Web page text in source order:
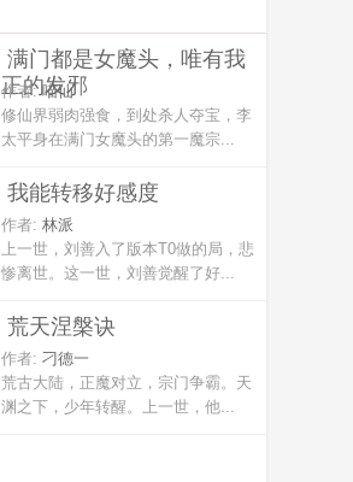
满门都是女魔头，唯有我
正的发邪
作者:喵仙
修仙界弱肉强食，到处杀人夺宝，李
太平身在满门女魔头的第一魔宗...
我能转移好感度
作者: 林派
上一世，刘善入了版本T0做的局，悲
惨离世。这一世，刘善觉醒了好...
荒天涅槃诀
作者: 刁德一
荒古大陆，正魔对立，宗门争霸。天
渊之下，少年转醒。上一世，他...